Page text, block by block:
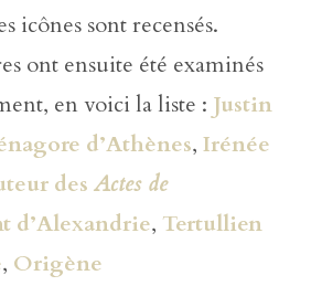
icônes sont recensés.
ont ensuite été examinés
en voici la liste : Justin
d’Athènes, Irénée
des Actes de
d’Alexandrie, Tertullien
, Origène